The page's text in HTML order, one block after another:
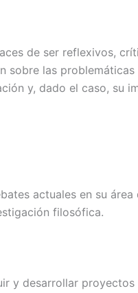
de ser reflexivos,
sobre las
y, dado el caso, su
actuales en su
filosófica.
y desarrollar